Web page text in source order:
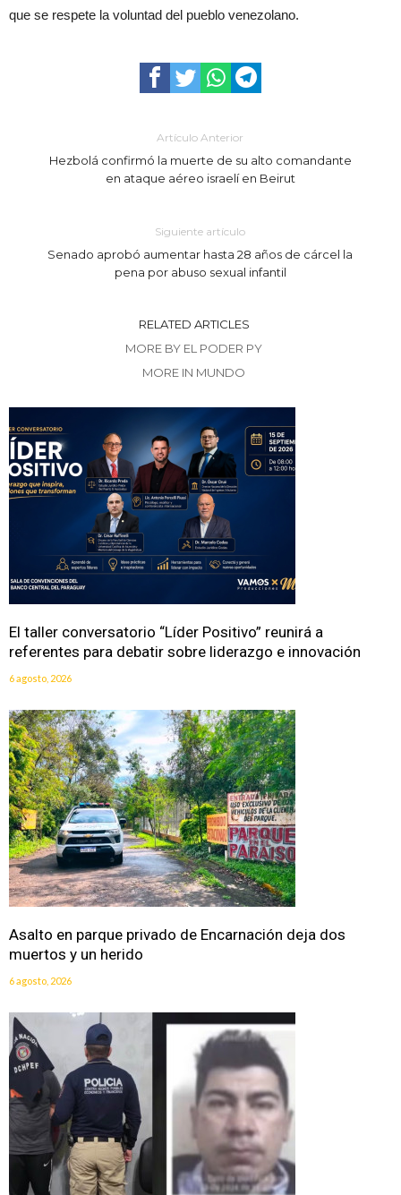
que se respete la voluntad del pueblo venezolano.
Artículo Anterior
Hezbolá confirmó la muerte de su alto comandante
en ataque aéreo israelí en Beirut
Siguiente artículo
Senado aprobó aumentar hasta 28 años de cárcel la
pena por abuso sexual infantil
RELATED ARTICLES
MORE BY EL PODER PY
MORE IN MUNDO
El taller conversatorio “Líder Positivo” reunirá a
referentes para debatir sobre liderazgo e innovación
6 agosto, 2026
Asalto en parque privado de Encarnación deja dos
muertos y un herido
6 agosto, 2026